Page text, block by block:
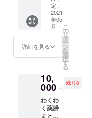
て頂き
ます。
※送料込
み ※備
考欄に
【父の
ちらに
お届け
するか
をご記
入お願
パック
(４本) +
薬膳お
こわ大
袋
(1.8kg)
+薬膳お
こわ1
(180g×
2食) 薬
膳おこ
わ1.8kg
は大袋
定：
2021
年05
月
詳細を見る
こ
の
リ
タ
ー
ン
を
選
択
す
る
10,
000 円
残り8
わくわ
く薬膳
まとめ